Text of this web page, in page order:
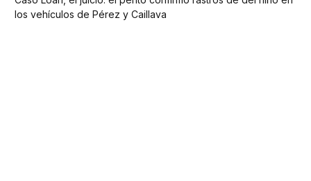
los vehículos de Pérez y Caillava